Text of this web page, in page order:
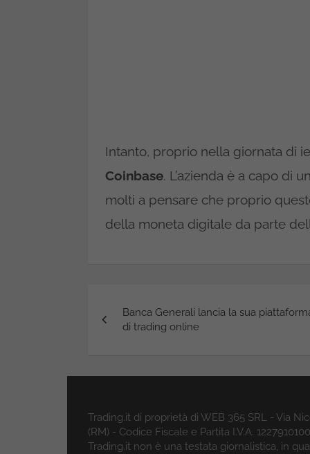
Intanto, proprio nella giornata di
Coinbase. L’azienda è a capo di
molti a pensare che proprio
della moneta digitale da parte
articoli
Banca Generali lancia la sua
di trading online
Trading.it di proprietà di WEB 365 SRL - Via
(RM) - Codice Fiscale e Partita I.V.A.
Trading.it non è una testata giornalistica, in